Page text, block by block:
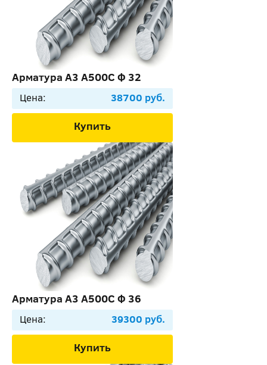
Арматура А3 А500С Ф 32
Цена: 38700 руб.
Купить
Арматура А3 А500С Ф 36
Цена: 39300 руб.
Купить